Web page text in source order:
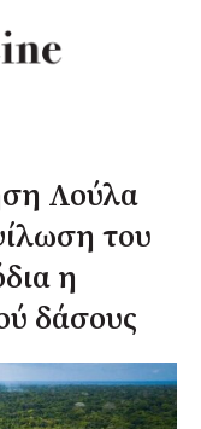
Λούλα
του
η
δάσους